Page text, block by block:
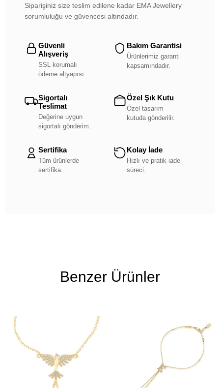
Siparişiniz size teslim edilene kadar EMA Jewellery
sorumluluğu ve güvencesi altındadır.
Güvenli
Alışveriş
SSL korumalı
ödeme altyapısı.
Bakım Garantisi
Ürünlerimiz garanti
kapsamındadır.
Sigortalı
Teslimat
Değerine uygun
sigortalı gönderim.
Özel Şık Kutu
Özel tasarım
kutuda gönderilir.
Sertifika
Tüm ürünlerde
sertifika.
Kolay İade
Hızlı ve pratik iade
süreci.
Benzer Ürünler
Ücretsiz
Kargo
Ücretsiz
Kargo